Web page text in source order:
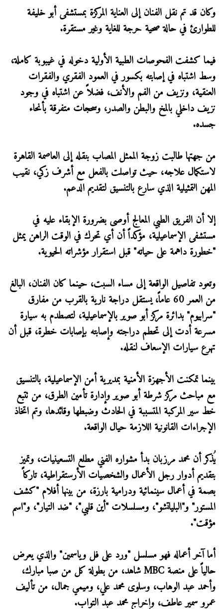
وكان قد تم نقل الفنان إلى العناية المركزة بمستشفى أبو خليفة
للطوارئ في حالة صحية حرجة للغاية وغير مستقرة.
فيما كشفت الفحوصات الطبية الأولية دخوله في غيبوبة كاملة،
وسط اشتباه في إصابته بكسور في العمود الفقري والفقرات
العنقية، ونزيف من الفم والأنف، فضلاً عن اشتباه في وجود
نزيف داخلي بالمخ والبطن والصدر، وسحجات متفرقة بأنحاء
جسده.
من جهتها طالبت زوجة الممثل المصاب بنقله إلى العاصمة القاهرة
لاستكمال علاجه، حيث تواصلت بالفعل مع أشرف زكي، نقيب
المهن التمثيلية الذي سارع بالتنسيق لتقديم الدعم.
إلا أن الفريق الطبي المعالج أوصى بضرورة الإبقاء عليه في
مستشفى الإسماعيلية، مؤكداً أن أي تحرك في الوقت الراهن يمثل
"خطورة داهمة على حياته" قبل استقرار مؤشراته الحيوية.
وتعود تفاصيل الواقعة إلى مساء السبت، حينما كان الفنان، البالغ
من العمر 60 عاماً، يستقل دراجة نارية بالقرب من مفارق
"سرابيوم" بدائرة مركز أبو صوير بالإسماعيلية، لتصطدم به سيارة
مسرعة أدت إلى تحطم دراجته وإصابته بإصابات خطرة، قبل أن
تهرع سيارات الإسعاف لنقله.
بينما تمكنت الأجهزة الأمنية بمديرية أمن الإسماعيلية، بالتنسيق
مع مباحث مركز شرطة أبو صوير وإدارة تأمين الطرق، من تتبع
خط سير المركبة المتسببة في الحادث وضبطها وقائدها، وتم اتخاذ
الإجراءات القانونية اللازمة حيال الواقعة.
يُذكر أن محمد مرزبان بدأ مشواره الفني مطلع التسعينيات، وتميز
بتقديم أدوار رجل الأعمال والشخصيات الأرستقراطية، تاركاً
بصمة في أعمال سينمائية ودرامية بارزة، من بينها أفلام "كشف
المستور" و"البلياتشو"، ومسلسلات "أين قلبي"، "ضد التيار"، و"اسم
مؤقت".
أما آخر أعماله فهو مسلسل "ورد على فل وياسمين" والذي يعرض
حالياً على منصة MBC شاهد، من بطولة كل من صبا مبارك،
وأحمد عبد الوهاب، وسلوى محمد علي، وميمي جمال، من تأليف
عمرو سمير عاطف، وإخراج محمد عبد التواب.